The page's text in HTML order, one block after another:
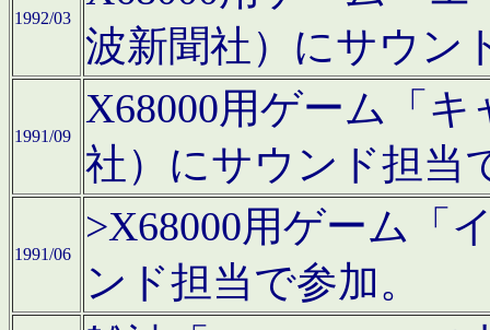
1992/03
波新聞社）にサウン
1991/09
X68000用ゲーム「
社）にサウンド担当
1991/06
>X68000用ゲーム「
ンド担当で参加。